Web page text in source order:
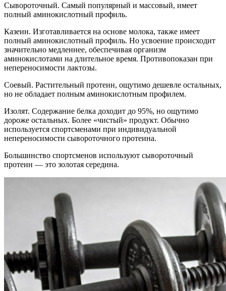
Сывороточный. Самый популярный и массовый, имеет
полный аминокислотный профиль.
Казеин. Изготавливается на основе молока, также имеет
полный аминокислотный профиль. Но усвоение происходит
значительно медленнее, обеспечивая организм
аминокислотами на длительное время. Противопоказан при
непереносимости лактозы.
Соевый. Растительный протеин, ощутимо дешевле остальных,
но не обладает полным аминокислотным профилем.
Изолят. Содержание белка доходит до 95%, но ощутимо
дороже остальных. Более «чистый» продукт. Обычно
используется спортсменами при индивидуальной
непереносимости сывороточного протеина.
Большинство спортсменов используют сывороточный
протеин — это золотая середина.